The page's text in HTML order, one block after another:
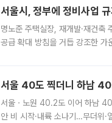
서울시, 정부에 정비사업
명노준 주택실장, 재개발·재건축
공급 확대 방침을 거듭 강조한 가
서울 40도 찍더니 하남
서울ㆍ노원 40.2도 이어 하남
안 비 시작·내륙 소나기…무더위